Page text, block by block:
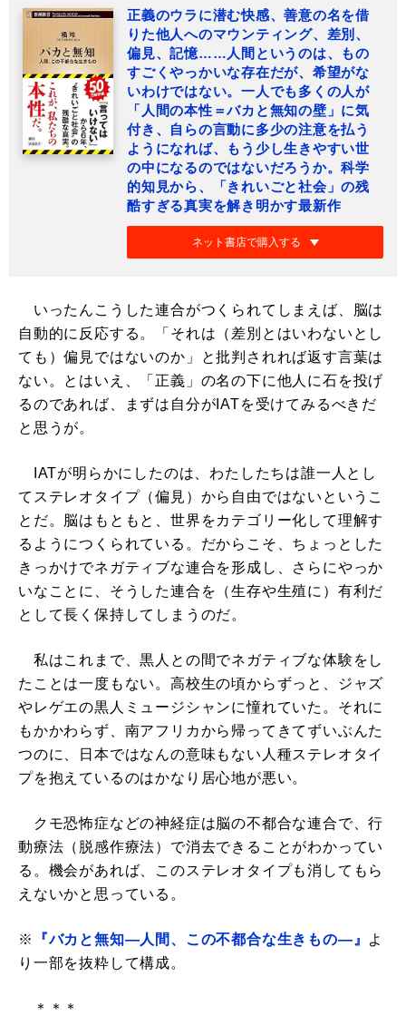
正義のウラに潜む快感、善意の名を借
りた他人へのマウンティング、差別、
偏見、記憶……人間というのは、もの
すごくやっかいな存在だが、希望がな
いわけではない。一人でも多くの人が
「人間の本性＝バカと無知の壁」に気
付き、自らの言動に多少の注意を払う
ようになれば、もう少し生きやすい世
の中になるのではないだろうか。科学
的知見から、「きれいごと社会」の残
酷すぎる真実を解き明かす最新作
ネット書店で購入する
いったんこうした連合がつくられてしまえば、脳は
自動的に反応する。「それは（差別とはいわないとし
ても）偏見ではないのか」と批判されれば返す言葉は
ない。とはいえ、「正義」の名の下に他人に石を投げ
るのであれば、まずは自分がIATを受けてみるべきだ
と思うが。
IATが明らかにしたのは、わたしたちは誰一人とし
てステレオタイプ（偏見）から自由ではないというこ
とだ。脳はもともと、世界をカテゴリー化して理解す
るようにつくられている。だからこそ、ちょっとした
きっかけでネガティブな連合を形成し、さらにやっか
いなことに、そうした連合を（生存や生殖に）有利だ
として長く保持してしまうのだ。
私はこれまで、黒人との間でネガティブな体験をし
たことは一度もない。高校生の頃からずっと、ジャズ
やレゲエの黒人ミュージシャンに憧れていた。それに
もかかわらず、南アフリカから帰ってきてずいぶんた
つのに、日本ではなんの意味もない人種ステレオタイ
プを抱えているのはかなり居心地が悪い。
クモ恐怖症などの神経症は脳の不都合な連合で、行
動療法（脱感作療法）で消去できることがわかってい
る。機会があれば、このステレオタイプも消してもら
えないかと思っている。
※ 『バカと無知―人間、この不都合な生きもの―』 よ
り一部を抜粋して構成。
＊＊＊